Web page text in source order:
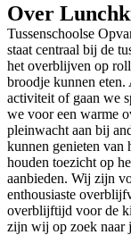
Over
Tussenschoolse
staat centraal bij de
het overblijven op
broodje kunnen
activiteit of gaan we
we voor een warme
pleinwacht aan bij
kunnen genieten
houden toezicht op
aanbieden. Wij zijn
enthousiaste
overblijftijd voor de
zijn wij op zoek naar